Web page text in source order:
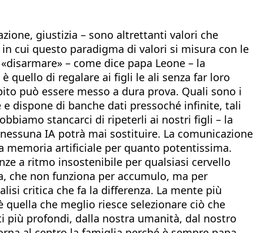
giustizia – sono altrettanti valori che
cui questo paradigma di valori si misura con le
– come dice papa Leone – la
quello di regalare ai figli le ali senza far loro
può essere messo a dura prova. Quali sono i
dispone di banche dati pressoché infinite, tali
stancarci di ripeterli ai nostri figli – la
IA potrà mai sostituire. La comunicazione
memoria artificiale per quanto potentissima.
a ritmo insostenibile per qualsiasi cervello
che non funziona per accumulo, ma per
critica che fa la differenza. La mente più
che meglio riesce selezionare ciò che
più profondi, dalla nostra umanità, dal nostro